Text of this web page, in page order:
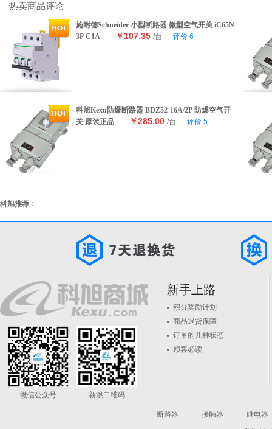
热卖商品评论
施耐德Schneider 小型断路器 微型空气开关 iC65N
3P C1A
￥107.35 /台 评价 6
科旭Kexu防爆断路器 BDZ52-16A/2P 防爆空气开
关 原装正品
￥285.00 /台 评价 5
科旭推荐：
微信公众号 新浪二维码
新手上路
积分奖励计划
商品退货保障
订单的几种状态
顾客必读
断路器 接触器 继电器